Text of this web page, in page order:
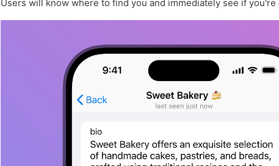
Users will know where to find you and immediately see if you're